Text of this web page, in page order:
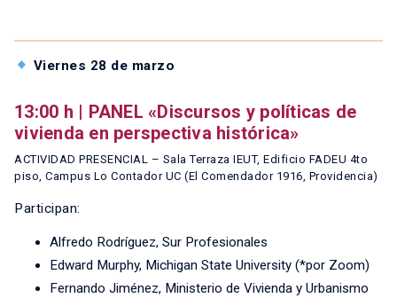
Viernes 28 de marzo
13:00 h | PANEL «Discursos y políticas de
vivienda en perspectiva histórica»
ACTIVIDAD PRESENCIAL – Sala Terraza IEUT, Edificio FADEU 4to
piso, Campus Lo Contador UC (El Comendador 1916, Providencia)
Participan:
Alfredo Rodríguez, Sur Profesionales
Edward Murphy, Michigan State University (*por Zoom)
Fernando Jiménez, Ministerio de Vivienda y Urbanismo